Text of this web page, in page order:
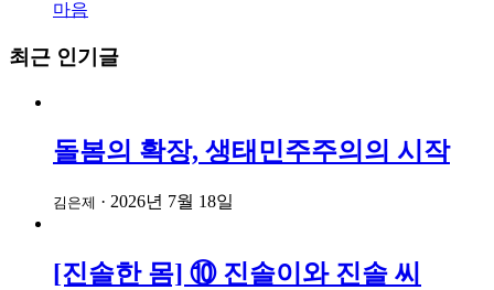
마음
최근 인기글
돌봄의 확장, 생태민주주의의 시작
김은제 · 2026년 7월 18일
[진솔한 몸] ⑩ 진솔이와 진솔 씨